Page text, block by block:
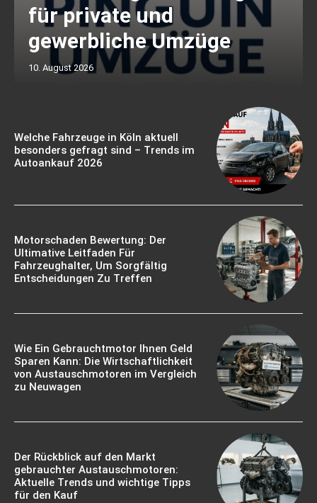
für private und
gewerbliche Umzüge
10. August 2026
Welche Fahrzeuge in Köln aktuell
besonders gefragt sind – Trends im
Autoankauf 2026
Motorschaden Bewertung: Der
Ultimative Leitfaden Für
Fahrzeughalter, Um Sorgfältig
Entscheidungen Zu Treffen
Wie Ein Gebrauchtmotor Ihnen Geld
Sparen Kann: Die Wirtschaftlichkeit
von Austauschmotoren im Vergleich
zu Neuwagen
Der Rückblick auf den Markt
gebrauchter Austauschmotoren:
Aktuelle Trends und wichtige Tipps
für den Kauf